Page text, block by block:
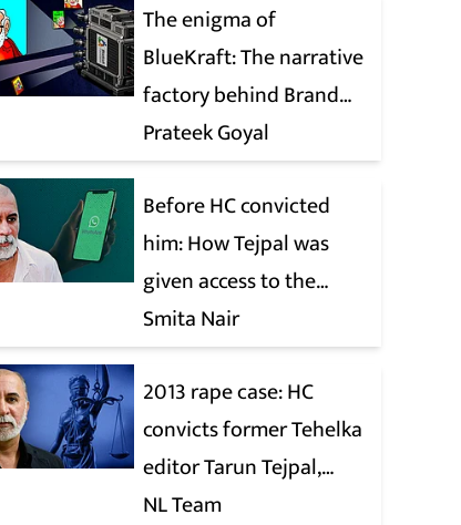
The enigma of
BlueKraft: The narrative
factory behind Brand
Modi
Prateek Goyal
Before HC convicted
him: How Tejpal was
given access to the
victim’s personal chats
to build his defence
Smita Nair
2013 rape case: HC
convicts former Tehelka
editor Tarun Tejpal,
reverses 2021 acquittal
NL Team